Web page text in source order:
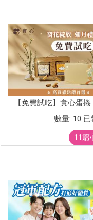
【免費試吃】實心蛋
數量: 10 已
11篇